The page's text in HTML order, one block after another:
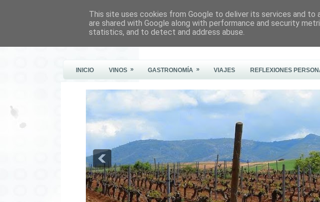
Este Vino Me Gusta
INICIO VINOS » GASTRONOMÍA » VIAJES REFLEXIONES
This site uses cookies from Google to deliver its services and to
are shared with Google along with performance and security
statistics, and to detect and address abuse.